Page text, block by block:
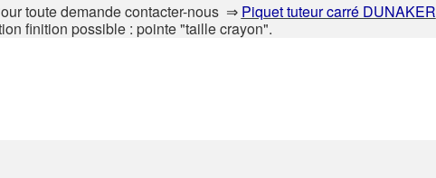
toute demande contacter-nous ⇒ Piquet tuteur carré DUNAKER
finition possible : pointe "taille crayon".